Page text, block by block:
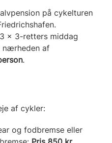
på cykelturen
x 3-retters middag
nærheden af
.
af cykler:
og fodbremse eller